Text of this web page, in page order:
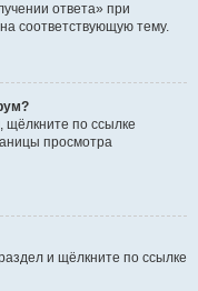
ответа» при
соответствующую тему.
по ссылке
просмотра
и щёлкните по ссылке